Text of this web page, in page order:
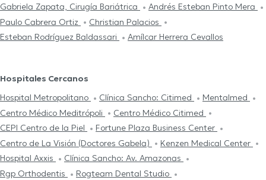
Gabriela Zapata, Cirugía Bariátrica
Andrés Esteban Pinto Mera
Paulo Cabrera Ortiz
Christian Palacios
Esteban Rodríguez Baldassari
Amílcar Herrera Cevallos
Hospitales Cercanos
Hospital Metropolitano
Clínica Sancho: Citimed
Mentalmed
Centro Médico Meditrópoli
Centro Médico Citimed
CEPI Centro de la Piel
Fortune Plaza Business Center
Centro de La Visión (Doctores Gabela)
Kenzen Medical Center
Hospital Axxis
Clínica Sancho: Av. Amazonas
Rgp Orthodentis
Rogteam Dental Studio